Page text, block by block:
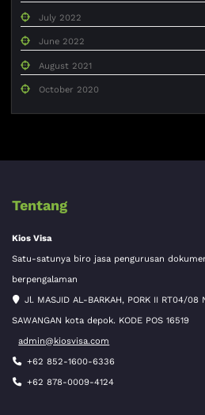
July 2022
June 2022
August 2021
October 2020
Tentang
Kios Visa
Satu-satunya biro jasa pengurusan
berpengalaman
Jl. MASJID AL-BARKAH, PORK II RT04/08
SAWANGAN kota depok. KODE POS 16519
admin@kiosvisa.com
+62 852-1600-6336
+62 878-0009-4124